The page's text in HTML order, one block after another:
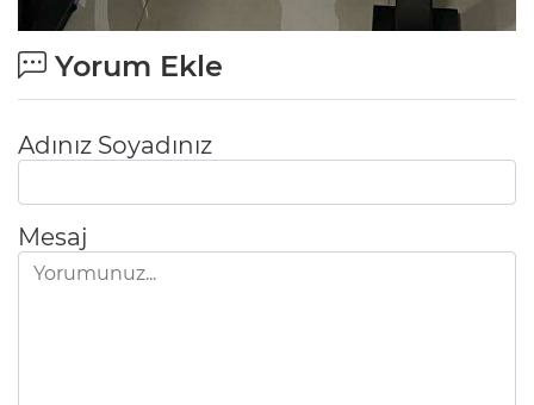
Yorum Ekle
Adınız Soyadınız
Mesaj